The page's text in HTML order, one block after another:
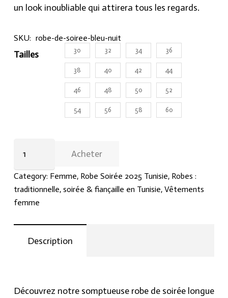
un look inoubliable qui attirera tous les regards.
SKU: robe-de-soiree-bleu-nuit
Tailles 30 32 34 36
38 40 42 44
46 48 50 52
54 56 58 60
soirée
longue
sans
brodée
quantity
Acheter
Category: Femme, Robe Soirée 2025 Tunisie, Robes :
traditionnelle, soirée & fiançaille en Tunisie, Vêtements
femme
Description
Découvrez notre somptueuse robe de soirée longue